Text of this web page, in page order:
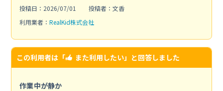
投稿日：2026/07/01
投稿者：文香
利用業者： RealKid株式会社
この利用者は「 また利用したい」と回答しました
作業中が静か